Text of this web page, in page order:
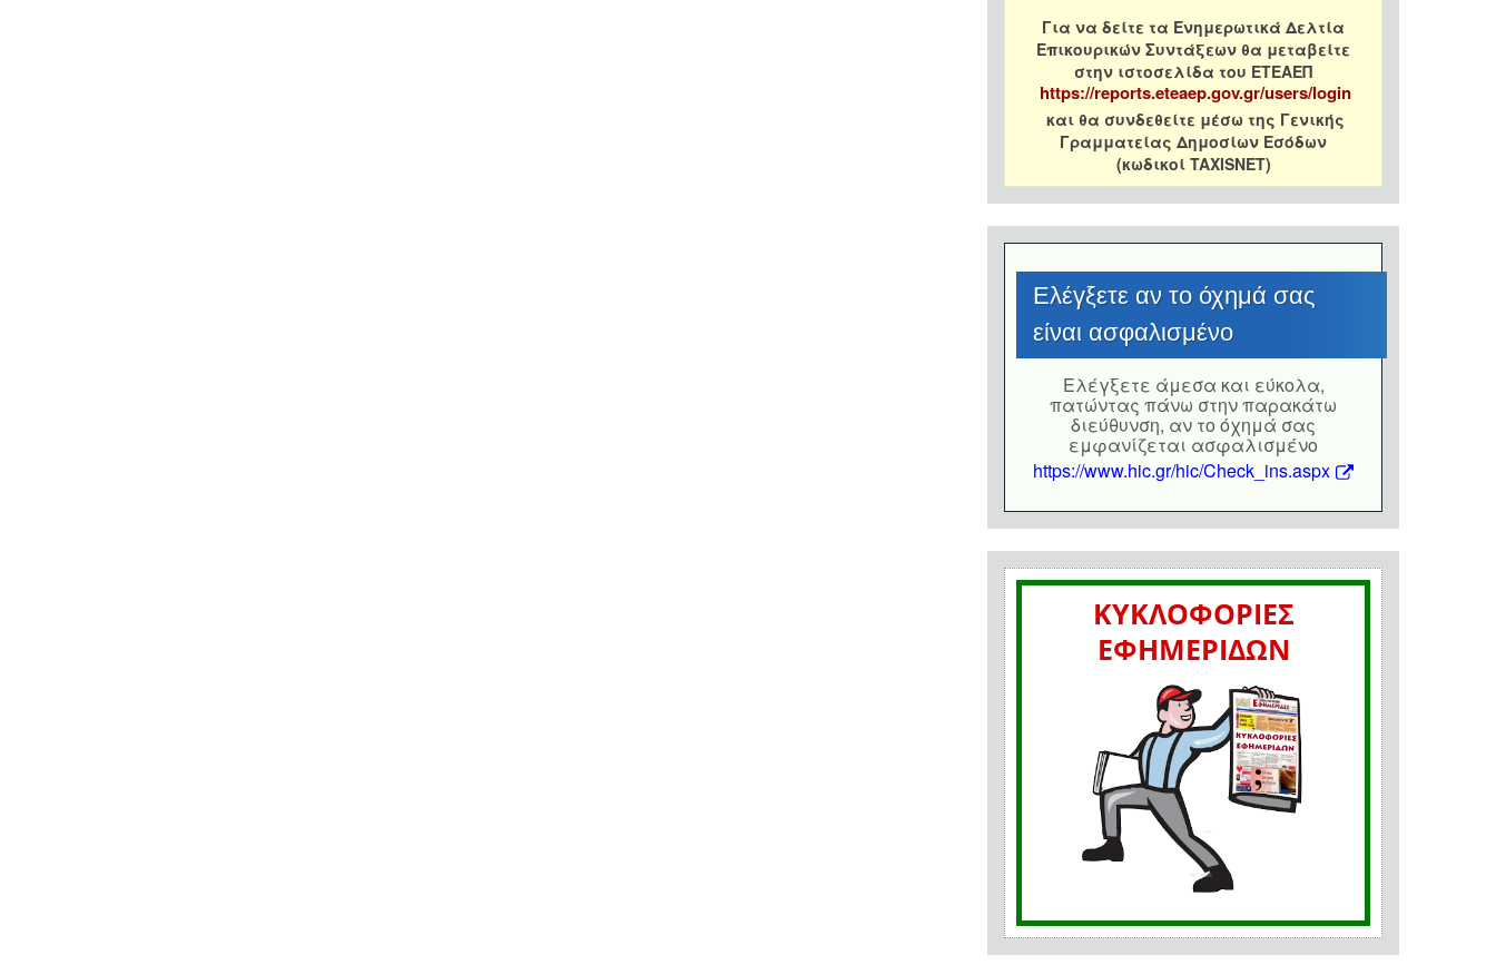
Για να δείτε τα Ενημερωτικά Δελτία
Επικουρικών Συντάξεων θα μεταβείτε
στην ιστοσελίδα του ΕΤΕΑΕΠ
https://reports.eteaep.gov.gr/users/login
και θα συνδεθείτε μέσω της Γενικής
Γραμματείας Δημοσίων Εσόδων
(κωδικοί TAXISNET)
Eλέγξετε αν το όχημά σας
είναι ασφαλισμένο
Eλέγξετε άμεσα και εύκολα,
πατώντας πάνω στην παρακάτω
διεύθυνση, αν το όχημά σας
εμφανίζεται ασφαλισμένο
https://www.hic.gr/hic/Check_ins.aspx
ΚΥΚΛΟΦΟΡΙΕΣ
ΕΦΗΜΕΡΙΔΩΝ